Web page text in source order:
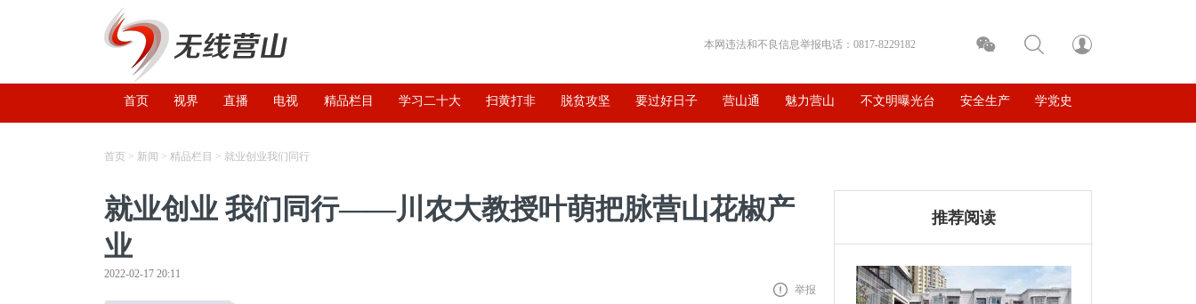
本网违法和不良信息举报电话：0817-8229182
首页 视界 直播 电视 精品栏目 学习二十大 扫黄打非 脱贫攻坚 要过好日子 营山通 魅力营山 不文明曝光台 安全生产 学党史
首页 > 新闻 > 精品栏目 > 就业创业我们同行
就业创业 我们同行——川农大教授叶萌把脉营山花椒产
业
2022-02-17 20:11
举报
推荐阅读